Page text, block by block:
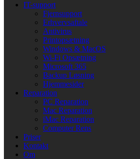
IT-support
Fjernsupport
Erhvervsaftale
Antivirus
Printopsætning
Windows & MacOS
Wi-Fi Opsætning
Microsoft 365
Backup Løsning
Hjemmesider
Reparation
PC Reparation
Mac Reparation
iMac Reparation
Computer Rens
Priser
Kontakt
Om